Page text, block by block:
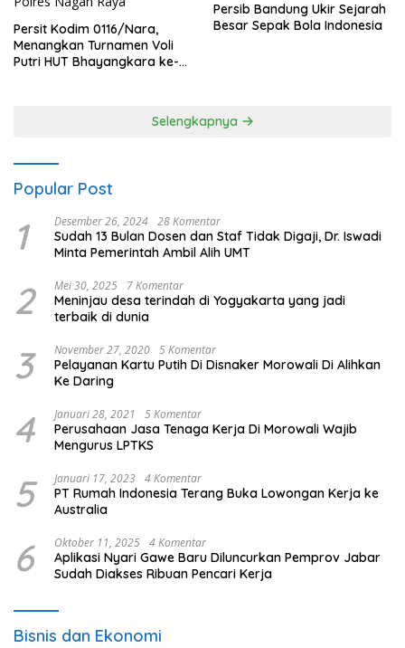
Persit Kodim 0116/Nara,
Menangkan Turnamen Voli
Putri HUT Bhayangkara ke-
Persib Bandung Ukir Sejarah
Besar Sepak Bola Indonesia
Selengkapnya
Popular Post
1 Desember 26, 2024 28 Komentar
Sudah 13 Bulan Dosen dan Staf Tidak Digaji, Dr. Iswadi
Minta Pemerintah Ambil Alih UMT
2 Mei 30, 2025 7 Komentar
Meninjau desa terindah di Yogyakarta yang jadi
terbaik di dunia
3 November 27, 2020 5 Komentar
Pelayanan Kartu Putih Di Disnaker Morowali Di Alihkan
Ke Daring
4 Januari 28, 2021 5 Komentar
Perusahaan Jasa Tenaga Kerja Di Morowali Wajib
Mengurus LPTKS
5 Januari 17, 2023 4 Komentar
PT Rumah Indonesia Terang Buka Lowongan Kerja ke
Australia
6 Oktober 11, 2025 4 Komentar
Aplikasi Nyari Gawe Baru Diluncurkan Pemprov Jabar
Sudah Diakses Ribuan Pencari Kerja
Bisnis dan Ekonomi